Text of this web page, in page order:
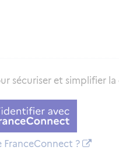
sécuriser et simplifier la
FranceConnect ?